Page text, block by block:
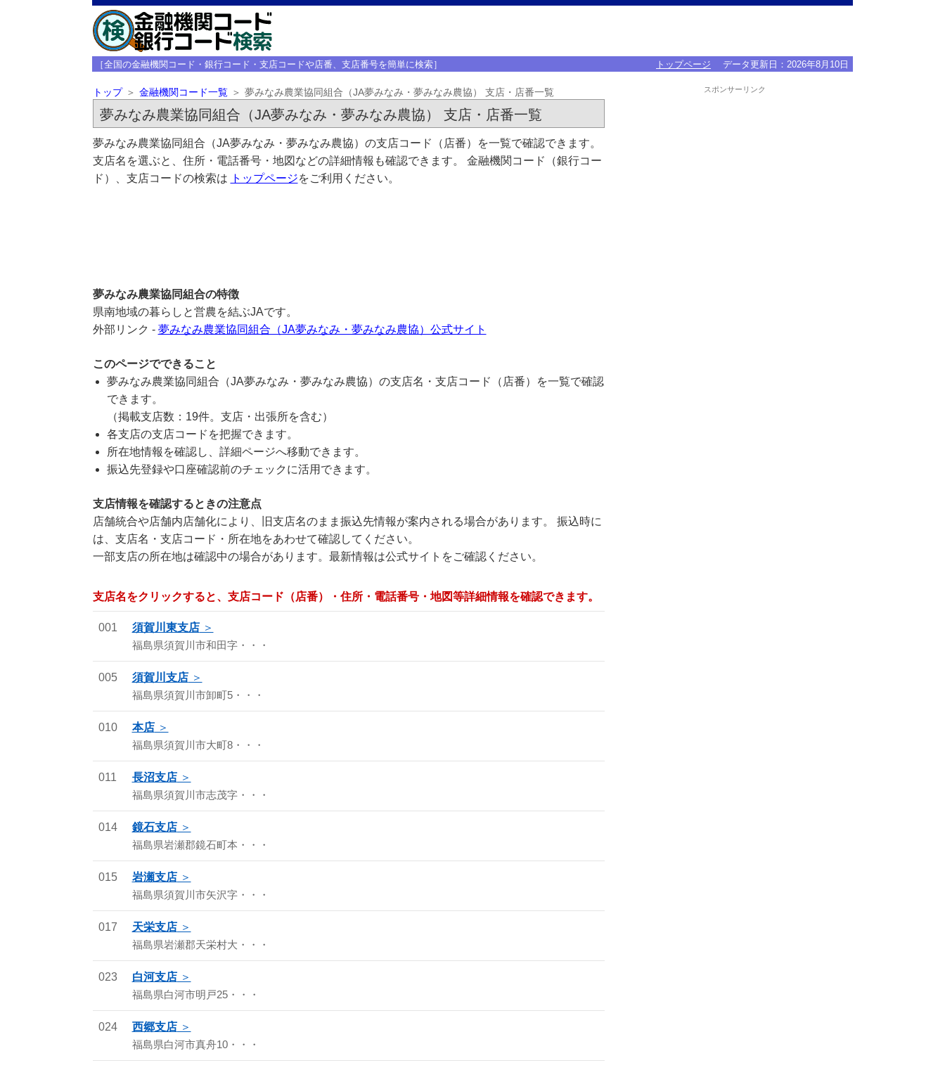
［全国の金融機関コード・銀行コード・支店コードや店番、支店番号を簡単に検索］ トップページ データ更新日： 2026年8月10日
トップ 金融機関コード一覧 夢みなみ農業協同組合（JA夢みなみ・夢みなみ農協） 支店・店番一覧
夢みなみ農業協同組合（JA夢みなみ・夢みなみ農協） 支店・店番一覧
夢みなみ農業協同組合（JA夢みなみ・夢みなみ農協）の支店コード（店番）を一覧で確認できます。
支店名を選ぶと、住所・電話番号・地図などの詳細情報も確認できます。 金融機関コード（銀行コー
ド）、支店コードの検索は
トップページをご利用ください。
夢みなみ農業協同組合の特徴
県南地域の暮らしと営農を結ぶJAです。
外部リンク - 夢みなみ農業協同組合（JA夢みなみ・夢みなみ農協）公式サイト
このページでできること
夢みなみ農業協同組合（JA夢みなみ・夢みなみ農協）の支店名・支店コード（店番）を一覧で確認
できます。
（掲載支店数：19件。支店・出張所を含む）
各支店の支店コードを把握できます。
所在地情報を確認し、詳細ページへ移動できます。
振込先登録や口座確認前のチェックに活用できます。
支店情報を確認するときの注意点
店舗統合や店舗内店舗化により、旧支店名のまま振込先情報が案内される場合があります。 振込時に
は、支店名・支店コード・所在地をあわせて確認してください。
一部支店の所在地は確認中の場合があります。最新情報は公式サイトをご確認ください。
支店名をクリックすると、支店コード（店番）・住所・電話番号・地図等詳細情報を確認できます。
001 須賀川東支店
福島県須賀川市和田字・・・
005 須賀川支店
福島県須賀川市卸町5・・・
010 本店
福島県須賀川市大町8・・・
011 長沼支店
福島県須賀川市志茂字・・・
014 鏡石支店
福島県岩瀬郡鏡石町本・・・
015 岩瀬支店
福島県須賀川市矢沢字・・・
017 天栄支店
福島県岩瀬郡天栄村大・・・
023 白河支店
福島県白河市明戸25・・・
024 西郷支店
福島県白河市真舟10・・・
スポンサーリンク